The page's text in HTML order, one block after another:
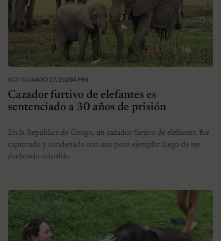
NOTICIASAGO 27, 20204 MIN
Cazador furtivo de elefantes es
sentenciado a 30 años de prisión
En la República de Congo, un cazador furtivo de elefantes, fue
capturado y condenado con una pena ejemplar luego de ser
declarado culpable.